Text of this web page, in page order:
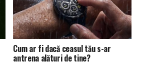
Cum ar fi dacă ceasul tău s-ar
antrena alături de tine?